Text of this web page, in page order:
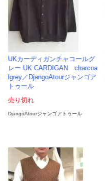
UKカーディガンチャコールグ
レー UK CARDIGAN charcoa
lgrey／DjangoAtourジャンゴア
トゥール
売り切れ
DjangoAtourジャンゴアトゥール